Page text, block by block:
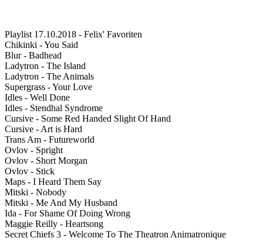
Playlist 17.10.2018 - Felix' Favoriten
Chikinki - You Said
Blur - Badhead
Ladytron - The Island
Ladytron - The Animals
Supergrass - Your Love
Idles - Well Done
Idles - Stendhal Syndrome
Cursive - Some Red Handed Slight Of Hand
Cursive - Art is Hard
Trans Am - Futureworld
Ovlov - Spright
Ovlov - Short Morgan
Ovlov - Stick
Maps - I Heard Them Say
Mitski - Nobody
Mitski - Me And My Husband
Ida - For Shame Of Doing Wrong
Maggie Reilly - Heartsong
Secret Chiefs 3 - Welcome To The Theatron Animatronique